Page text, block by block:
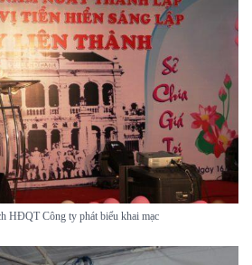
HĐQT Công ty phát biểu khai mạc